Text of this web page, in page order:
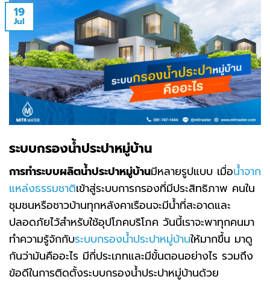
19
Jul
ระบบกรองน้ำประปาหมู่บ้าน
การทำระบบผลิตน้ำประปาหมู่บ้านมีหลายรูปแบบ เมื่อน้ำจาก
แหล่งธรรมชาติเข้าสู่ระบบการกรองที่มีประสิทธิภาพ คนใน
ชุมชนหรือชาวบ้านทุกหลังคาเรือนจะมีน้ำที่สะอาดและ
ปลอดภัยไว้สำหรับใช้อุปโภคบริโภค วันนี้เราจะพาทุกคนมา
ทำความรู้จักกับระบบกรองน้ำประปาหมู่บ้านให้มากขึ้น มาดู
กันว่ามันคืออะไร มีกี่ประเภทและมีขั้นตอนอย่างไร รวมถึง
ข้อดีในการติดตั้งระบบกรองน้ำประปาหมู่บ้านด้วย